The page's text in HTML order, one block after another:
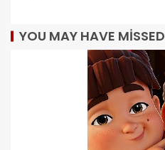
YOU MAY HAVE MISSED